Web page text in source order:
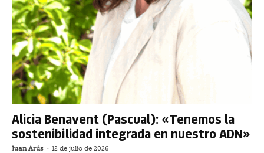
Alicia Benavent (Pascual): «Tenemos la
sostenibilidad integrada en nuestro ADN»
Juan Arús - 12 de julio de 2026